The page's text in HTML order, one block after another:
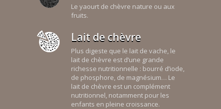
Le yaourt de chèvre nature ou aux
fruits.
Lait de chèvre
Plus digeste que le lait de vache, le
lait de chèvre est d’une grande
richesse nutritionnelle : bourré d’iode,
de phosphore, de magnésium… Le
lait de chèvre est un complément
nutritionnel, notamment pour les
enfants en pleine croissance.